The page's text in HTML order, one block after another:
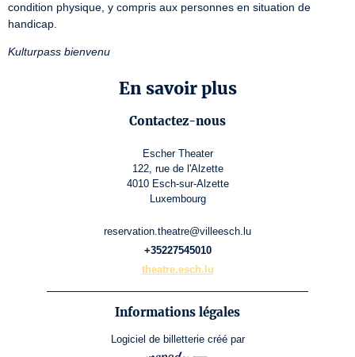
condition physique, y compris aux personnes en situation de
handicap.
Kulturpass bienvenu
En savoir plus
Contactez-nous
Escher Theater
122, rue de l'Alzette
4010 Esch-sur-Alzette
Luxembourg
reservation.theatre@villeesch.lu
+35227545010
theatre.esch.lu
Informations légales
Logiciel de billetterie créé par